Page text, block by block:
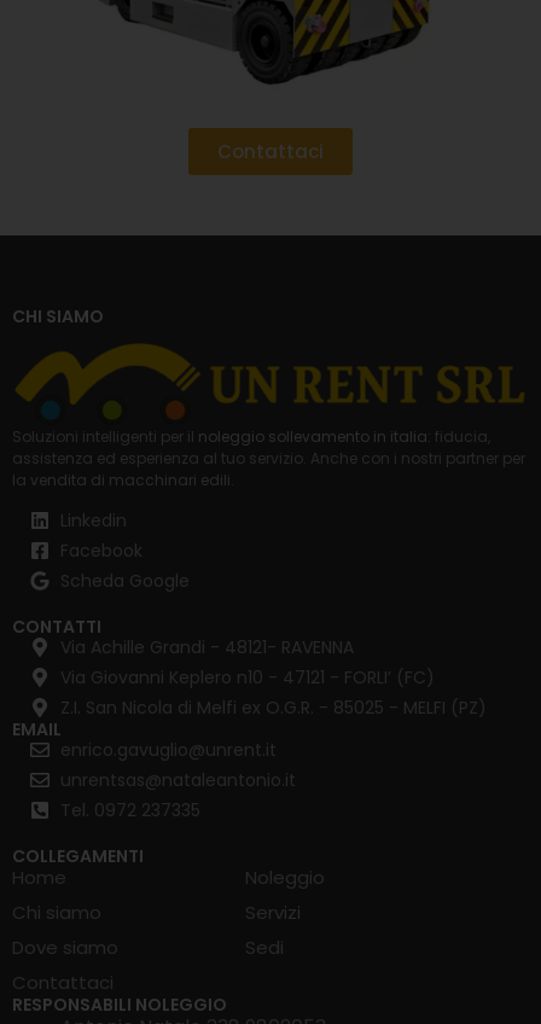
Contattaci
CHI SIAMO
Soluzioni intelligenti per il noleggio sollevamento in italia : fiducia,
assistenza ed esperienza al tuo servizio. Anche con i nostri partner per
la vendita di macchinari edili
Linkedin
Facebook
Scheda Google
CONTATTI
Via Achille Grandi - 48121- RAVENNA
Via Giovanni Keplero n10 - 47121 - FORLI’ (FC)
Z.I. San Nicola di Melfi ex O.G.R. - 85025 - MELFI (PZ)
EMAIL
enrico.gavuglio@unrent.it
unrentsas@nataleantonio.it
Tel. 0972 237335
COLLEGAMENTI
Home
Chi siamo
Dove siamo
Contattaci
Noleggio
Servizi
Sedi
RESPONSABILI NOLEGGIO